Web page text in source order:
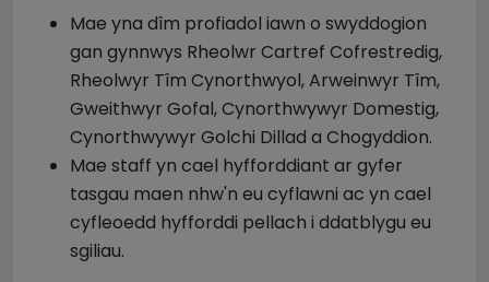
Mae yna dîm profiadol iawn o swyddogion
gan gynnwys Rheolwr Cartref Cofrestredig,
Rheolwyr Tîm Cynorthwyol, Arweinwyr Tîm,
Gweithwyr Gofal, Cynorthwywyr Domestig,
Cynorthwywyr Golchi Dillad a Chogyddion.
Mae staff yn cael hyfforddiant ar gyfer
tasgau maen nhw'n eu cyflawni ac yn cael
cyfleoedd hyfforddi pellach i ddatblygu eu
sgiliau.